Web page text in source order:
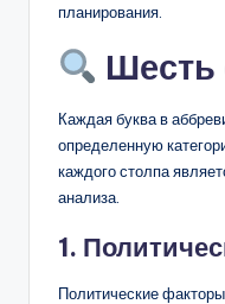
планирования.
Шесть
Каждая буква в
определенную
каждого столпа
анализа.
1.
Политические